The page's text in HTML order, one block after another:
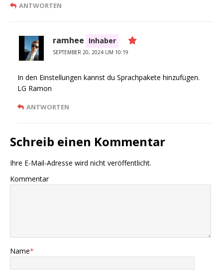
ANTWORTEN
ramhee Inhaber
SEPTEMBER 20, 2024 UM 10:19
In den Einstellungen kannst du Sprachpakete hinzufügen.
LG Ramon
ANTWORTEN
Schreib einen Kommentar
Ihre E-Mail-Adresse wird nicht veröffentlicht.
Kommentar
Name*